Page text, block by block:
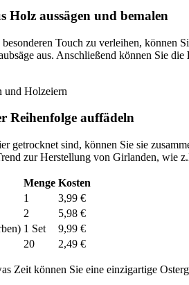
Holz aussägen und bemalen
besonderen Touch zu verleihen, können
aus. Anschließend können Sie die
Reihenfolge auffädeln
getrocknet sind, können Sie sie
zur Herstellung von Girlanden, wie
Menge Kosten
1
3,99 €
2
5,98 €
1 Set
9,99 €
20 2,49 €
Zeit können Sie eine einzigartige